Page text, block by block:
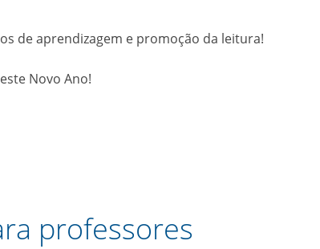
de aprendizagem e promoção da leitura!
Novo Ano!
professores